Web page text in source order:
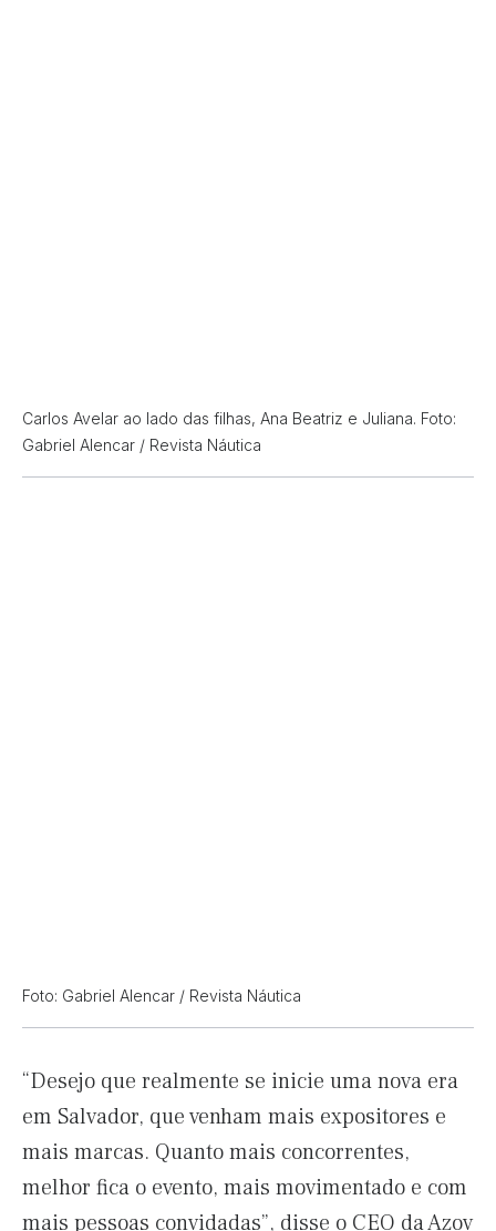
Carlos Avelar ao lado das filhas, Ana Beatriz e Juliana. Foto:
Gabriel Alencar / Revista Náutica
Foto: Gabriel Alencar / Revista Náutica
“Desejo que realmente se inicie uma nova era
em Salvador, que venham mais expositores e
mais marcas. Quanto mais concorrentes,
melhor fica o evento, mais movimentado e com
mais pessoas convidadas”, disse o CEO da Azov